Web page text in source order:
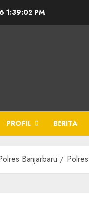
1:39:02 PM
PROFIL BERITA
Banjarbaru